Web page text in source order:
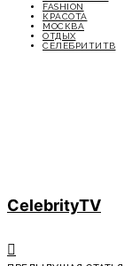
FASHION
КРАСОТА
МОСКВА
ОТДЫХ
СЕЛЕБРИТИТВ
CelebrityTV